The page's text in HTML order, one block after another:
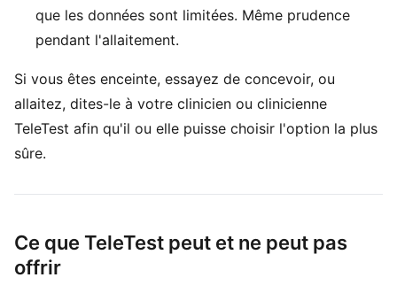
que les données sont limitées. Même prudence
pendant l'allaitement.
Si vous êtes enceinte, essayez de concevoir, ou
allaitez, dites-le à votre clinicien ou clinicienne
TeleTest afin qu'il ou elle puisse choisir l'option la plus
sûre.
Ce que TeleTest peut et ne peut pas
offrir